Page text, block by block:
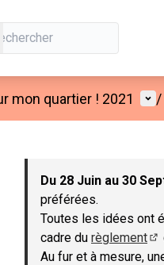
mon quartier ! 2021 /
la carte
Du 28 Juin au 30
préférées.
Toutes les idées ont
cadre du règlement
Au fur et à mesure,